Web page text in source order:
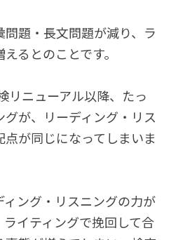
問題・長文問題が減り、ラ
るとのことです。
リニューアル以降、たっ
グが、リーディング・リス
が同じになってしまいま
ィング・リスニングの力が
イティングで挽回して合